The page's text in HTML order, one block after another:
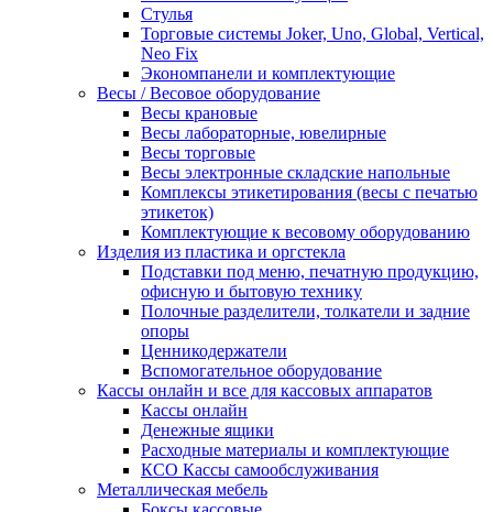
Стулья
Торговые системы Joker, Uno, Global, Vertical,
Neo Fix
Экономпанели и комплектующие
Весы / Весовое оборудование
Весы крановые
Весы лабораторные, ювелирные
Весы торговые
Весы электронные складские напольные
Комплексы этикетирования (весы с печатью
этикеток)
Комплектующие к весовому оборудованию
Изделия из пластика и оргстекла
Подставки под меню, печатную продукцию,
офисную и бытовую технику
Полочные разделители, толкатели и задние
опоры
Ценникодержатели
Вспомогательное оборудование
Кассы онлайн и все для кассовых аппаратов
Кассы онлайн
Денежные ящики
Расходные материалы и комплектующие
КСО Кассы самообслуживания
Металлическая мебель